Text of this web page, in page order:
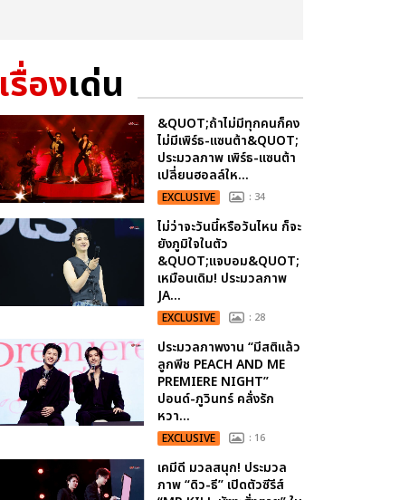
เรื่องเด่น
&QUOT;ถ้าไม่มีทุกคนก็คง
ไม่มีเพิร์ธ-แซนต้า&QUOT;
ประมวลภาพ เพิร์ธ-แซนต้า
เปลี่ยนฮอลล์ให...
EXCLUSIVE : 34
ไม่ว่าจะวันนี้หรือวันไหน ก็จะ
ยังภูมิใจในตัว
&QUOT;แจบอม&QUOT;
เหมือนเดิม! ประมวลภาพ
JA...
EXCLUSIVE : 28
ประมวลภาพงาน “มีสติแล้ว
ลูกพีช PEACH AND ME
PREMIERE NIGHT”
ปอนด์-ภูวินทร์ คลั่งรัก
หวา...
EXCLUSIVE : 16
เคมีดี มวลสนุก! ประมวล
ภาพ “ดิว-ธี” เปิดตัวซีรีส์